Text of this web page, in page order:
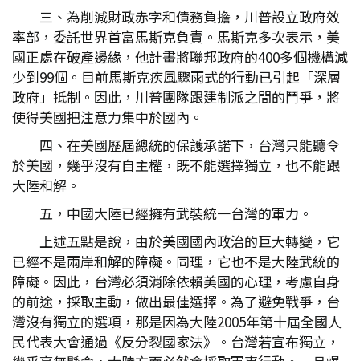
三、為削減財政赤字和債務負擔，川普設立政府效
率部，委託世界首富馬斯克負責。馬斯克多次表示，美
國正處在破產邊緣，他計畫將聯邦政府的400多個機構減
少到99個。目前馬斯克疾風驟雨式的行動已引起「深層
政府」抵制。因此，川普團隊跟建制派之間的鬥爭，將
使得美國把注意力集中於國內。
四、在美國歷屆總統的保護承諾下，台灣只能聽令
於美國，幾乎沒有自主權，既不能選擇獨立，也不能跟
大陸和解。
五，中國大陸已經擁有武裝統一台灣的軍力。
上述五點是說，由於美國國內政治的巨大轉變，它
已經不是兩岸和解的障礙。同理，它也不是大陸武統的
障礙。因此，台灣必須消除依賴美國的心理，考慮自身
的前途，採取主動，做出最佳選擇。為了避免戰爭，台
灣沒有獨立的選項，那是因為大陸2005年第十屆全國人
民代表大會通過《反分裂國家法》。台灣若宣布獨立，